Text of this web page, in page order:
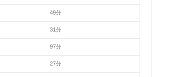
49分
31分
97分
27分